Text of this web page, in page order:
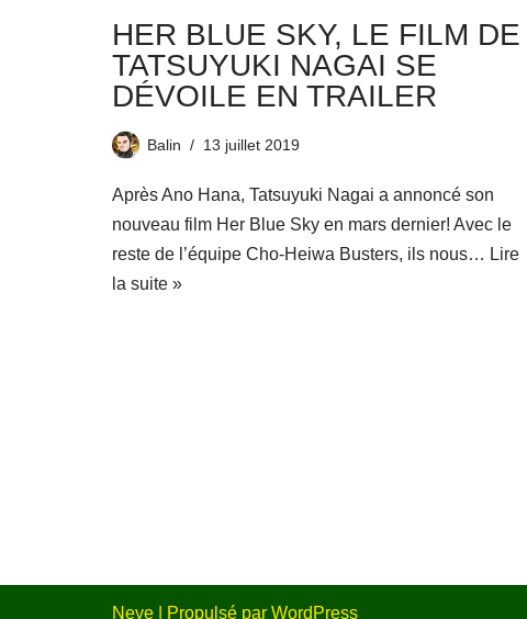
HER BLUE SKY, LE FILM DE
TATSUYUKI NAGAI SE
DÉVOILE EN TRAILER
Balin 13 juillet 2019
Après Ano Hana, Tatsuyuki Nagai a annoncé son
nouveau film Her Blue Sky en mars dernier! Avec le
reste de l’équipe Cho-Heiwa Busters, ils nous… Lire
la suite »
Neve | Propulsé par WordPress